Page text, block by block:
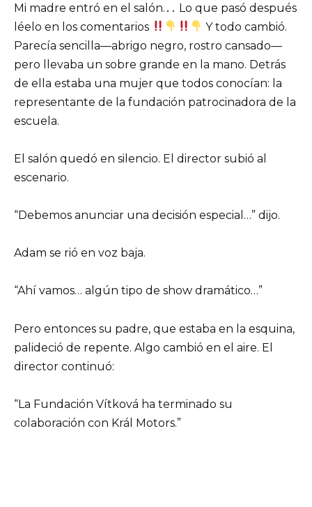
Mi madre entró en el salón.․․ Lo que pasó después
léelo en los comentarios
Y todo cambió.
Parecía sencilla—abrigo negro, rostro cansado—
pero llevaba un sobre grande en la mano. Detrás
de ella estaba una mujer que todos conocían: la
representante de la fundación patrocinadora de la
escuela.
El salón quedó en silencio. El director subió al
escenario.
“Debemos anunciar una decisión especial…” dijo.
Adam se rió en voz baja.
“Ahí vamos… algún tipo de show dramático…”
Pero entonces su padre, que estaba en la esquina,
palideció de repente. Algo cambió en el aire. El
director continuó:
“La Fundación Vítková ha terminado su
colaboración con Král Motors.”